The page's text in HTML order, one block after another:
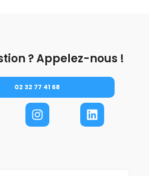
? Appelez-nous !
02 32 77 41 68